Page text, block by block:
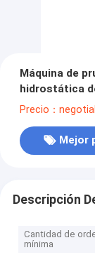
Máquina de
hidrostática
medición de
precisión
Precio：
Mejor
Descripción
Cantidad de
mínima